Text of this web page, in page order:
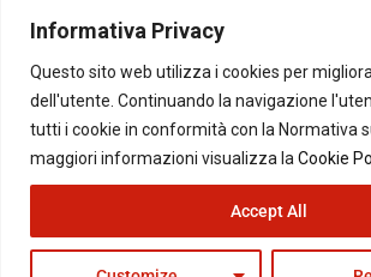
Informativa Privacy
Questo sito web utilizza i cookies per
dell'utente. Continuando la navigazione
tutti i cookie in conformità con la Normativa
maggiori informazioni visualizza la Cookie
Accept All
Per la tua
HOMEPAGE COOKIE POLICY PRIVACY
© Copyright 2026 - Il Blog di Beppe Grillo. All Rights
happygrafic.com